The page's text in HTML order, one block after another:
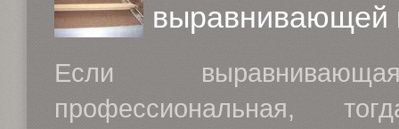
выравнивающей
Если
профессиональная,